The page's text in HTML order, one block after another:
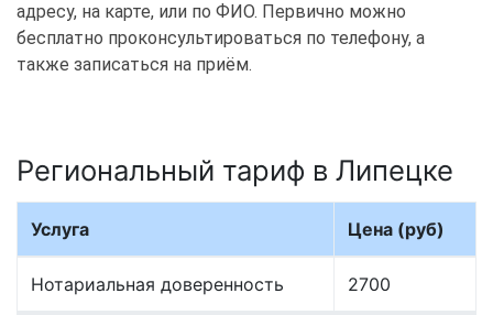
адресу, на карте, или по ФИО. Первично можно
бесплатно проконсультироваться по телефону, а
также записаться на приём.
Региональный тариф в Липецке
Услуга Цена (руб)
Нотариальная доверенность 2700